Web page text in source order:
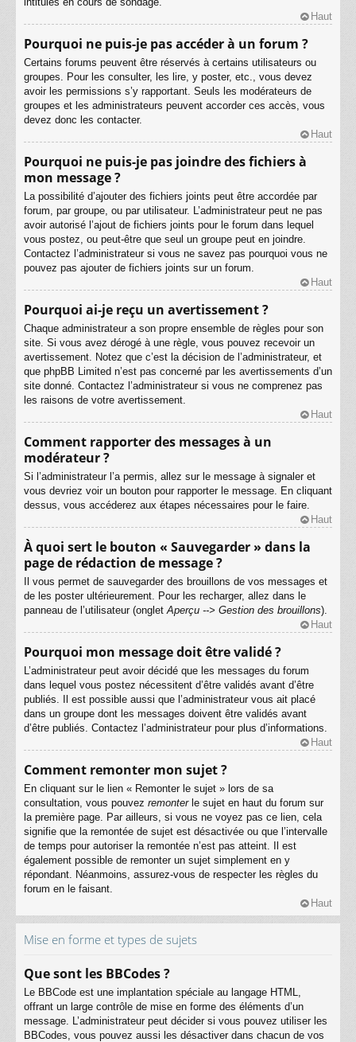
Haut
Pourquoi ne puis-je pas accéder à un forum ?
Certains forums peuvent être réservés à certains utilisateurs ou
groupes. Pour les consulter, les lire, y poster, etc., vous devez
avoir les permissions s’y rapportant. Seuls les modérateurs de
groupes et les administrateurs peuvent accorder ces accès, vous
devez donc les contacter.
Haut
Pourquoi ne puis-je pas joindre des fichiers à
mon message ?
La possibilité d’ajouter des fichiers joints peut être accordée par
forum, par groupe, ou par utilisateur. L’administrateur peut ne pas
avoir autorisé l’ajout de fichiers joints pour le forum dans lequel
vous postez, ou peut-être que seul un groupe peut en joindre.
Contactez l’administrateur si vous ne savez pas pourquoi vous ne
pouvez pas ajouter de fichiers joints sur un forum.
Haut
Pourquoi ai-je reçu un avertissement ?
Chaque administrateur a son propre ensemble de règles pour son
site. Si vous avez dérogé à une règle, vous pouvez recevoir un
avertissement. Notez que c’est la décision de l’administrateur, et
que phpBB Limited n’est pas concerné par les avertissements d’un
site donné. Contactez l’administrateur si vous ne comprenez pas
les raisons de votre avertissement.
Haut
Comment rapporter des messages à un
modérateur ?
Si l’administrateur l’a permis, allez sur le message à signaler et
vous devriez voir un bouton pour rapporter le message. En cliquant
dessus, vous accéderez aux étapes nécessaires pour le faire.
Haut
À quoi sert le bouton « Sauvegarder » dans la
page de rédaction de message ?
Il vous permet de sauvegarder des brouillons de vos messages et
de les poster ultérieurement. Pour les recharger, allez dans le
panneau de l’utilisateur (ongletAperçu --> Gestion des brouillons).
Haut
Pourquoi mon message doit être validé ?
L’administrateur peut avoir décidé que les messages du forum
dans lequel vous postez nécessitent d’être validés avant d’être
publiés. Il est possible aussi que l’administrateur vous ait placé
dans un groupe dont les messages doivent être validés avant
d’être publiés. Contactez l’administrateur pour plus d’informations.
Haut
Comment remonter mon sujet ?
En cliquant sur le lien « Remonter le sujet » lors de sa
consultation, vous pouvez remonterle sujet en haut du forum sur
la première page. Par ailleurs, si vous ne voyez pas ce lien, cela
signifie que la remontée de sujet est désactivée ou que l’intervalle
de temps pour autoriser la remontée n’est pas atteint. Il est
également possible de remonter un sujet simplement en y
répondant. Néanmoins, assurez-vous de respecter les règles du
forum en le faisant.
Haut
Mise en forme et types de sujets
Que sont les BBCodes ?
Le BBCode est une implantation spéciale au langage HTML,
offrant un large contrôle de mise en forme des éléments d’un
message. L’administrateur peut décider si vous pouvez utiliser les
BBCodes, vous pouvez aussi les désactiver dans chacun de vos